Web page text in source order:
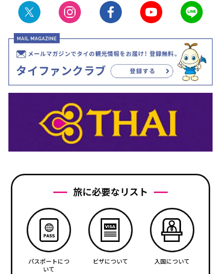
旅に必要なリスト
パスポートにつ
いて
ビザについて 入国について